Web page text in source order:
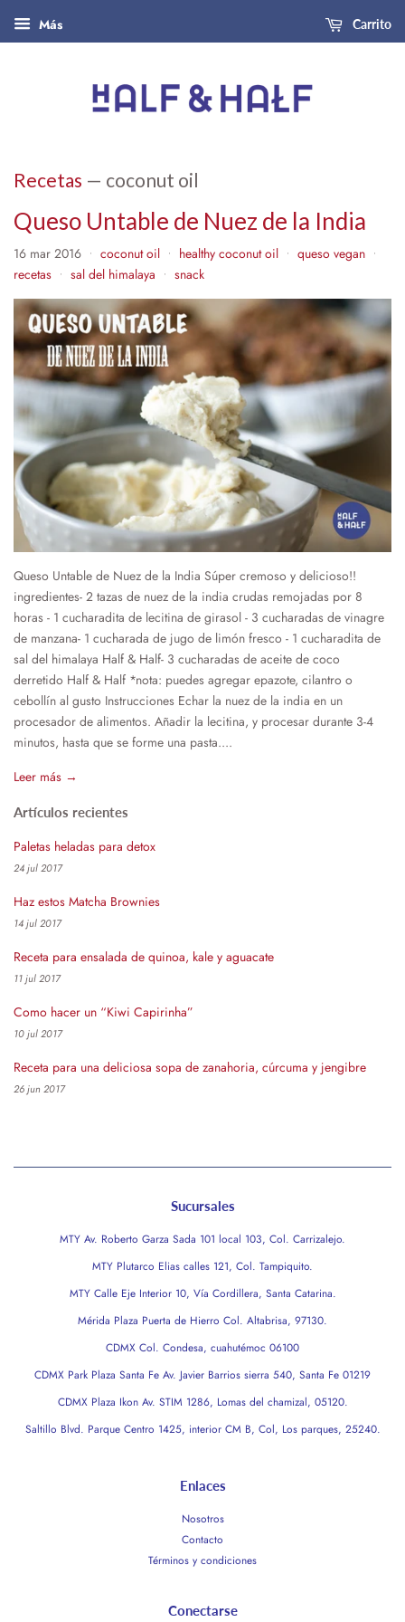
Más Carrito
Recetas — coconut oil
Queso Untable de Nuez de la India
16 mar 2016 • coconut oil • healthy coconut oil • queso vegan •
recetas • sal del himalaya • snack
Queso Untable de Nuez de la India Súper cremoso y delicioso!!
ingredientes- 2 tazas de nuez de la india crudas remojadas por 8
horas - 1 cucharadita de lecitina de girasol - 3 cucharadas de vinagre
de manzana- 1 cucharada de jugo de limón fresco - 1 cucharadita de
sal del himalaya Half & Half- 3 cucharadas de aceite de coco
derretido Half & Half *nota: puedes agregar epazote, cilantro o
cebollín al gusto Instrucciones Echar la nuez de la india en un
procesador de alimentos. Añadir la lecitina, y procesar durante 3-4
minutos, hasta que se forme una pasta....
Leer más →
Artículos recientes
Paletas heladas para detox
24 jul 2017
Haz estos Matcha Brownies
14 jul 2017
Receta para ensalada de quinoa, kale y aguacate
11 jul 2017
Como hacer un “Kiwi Capirinha”
10 jul 2017
Receta para una deliciosa sopa de zanahoria, cúrcuma y jengibre
26 jun 2017
Sucursales
MTY Av. Roberto Garza Sada 101 local 103, Col. Carrizalejo.
MTY Plutarco Elias calles 121, Col. Tampiquito.
MTY Calle Eje Interior 10, Vía Cordillera, Santa Catarina.
Mérida Plaza Puerta de Hierro Col. Altabrisa, 97130.
CDMX Col. Condesa, cuahutémoc 06100
CDMX Park Plaza Santa Fe Av. Javier Barrios sierra 540, Santa Fe 01219
CDMX Plaza Ikon Av. STIM 1286, Lomas del chamizal, 05120.
Saltillo Blvd. Parque Centro 1425, interior CM B, Col, Los parques, 25240.
Enlaces
Nosotros
Contacto
Términos y condiciones
Conectarse